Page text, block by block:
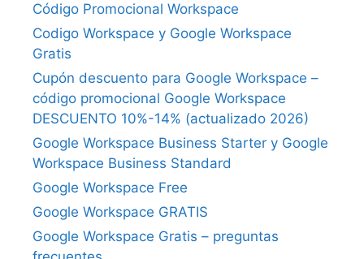
Código Promocional Workspace
Codigo Workspace y Google Workspace
Gratis
Cupón descuento para Google Workspace –
código promocional Google Workspace
DESCUENTO 10%-14% (actualizado 2026)
Google Workspace Business Starter y Google
Workspace Business Standard
Google Workspace Free
Google Workspace GRATIS
Google Workspace Gratis – preguntas